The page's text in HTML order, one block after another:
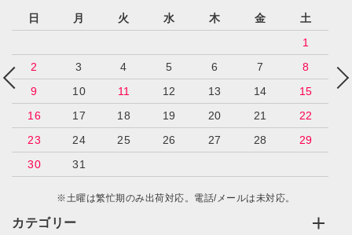
カテゴリー
日
月 火 水 木 金
土
1
2
3 4 5 6 7
8
9
10 11 12 13 14
15
16
17 18 19 20 21
22
23
24 25 26 27 28
29
30
31
※土曜は繁忙期のみ出荷対応。電話/メールは未対応。